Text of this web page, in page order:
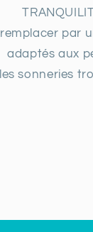
remplacer par
adaptés aux
les sonneries